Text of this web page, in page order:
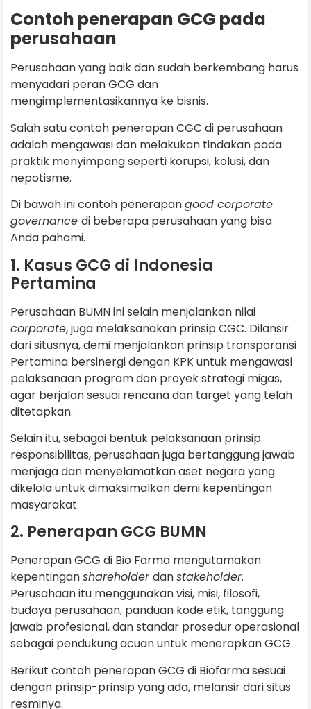
Contoh penerapan GCG pada
perusahaan
Perusahaan yang baik dan sudah berkembang harus
menyadari peran GCG dan
mengimplementasikannya ke bisnis.
Salah satu contoh penerapan CGC di perusahaan
adalah mengawasi dan melakukan tindakan pada
praktik menyimpang seperti korupsi, kolusi, dan
nepotisme.
Di bawah ini contoh penerapangood corporate
governance di beberapa perusahaan yang bisa
Anda pahami.
1. Kasus GCG di Indonesia
Pertamina
Perusahaan BUMN ini selain menjalankan nilai
corporate, juga melaksanakan prinsip CGC. Dilansir
dari situsnya, demi menjalankan prinsip transparansi
Pertamina bersinergi dengan KPK untuk mengawasi
pelaksanaan program dan proyek strategi migas,
agar berjalan sesuai rencana dan target yang telah
ditetapkan.
Selain itu, sebagai bentuk pelaksanaan prinsip
responsibilitas, perusahaan juga bertanggung jawab
menjaga dan menyelamatkan aset negara yang
dikelola untuk dimaksimalkan demi kepentingan
masyarakat.
2. Penerapan GCG BUMN
Penerapan GCG di Bio Farma mengutamakan
kepentinganshareholderdanstakeholder.
Perusahaan itu menggunakan visi, misi, filosofi,
budaya perusahaan, panduan kode etik, tanggung
jawab profesional, dan standar prosedur operasional
sebagai pendukung acuan untuk menerapkan GCG.
Berikut contoh penerapan GCG di Biofarma sesuai
dengan prinsip-prinsip yang ada, melansir dari situs
resminya.